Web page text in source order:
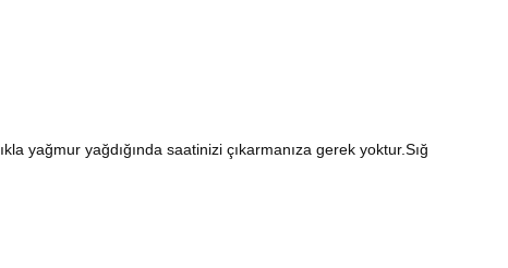
yağmur yağdığında saatinizi çıkarmanıza gerek yoktur.Sığ